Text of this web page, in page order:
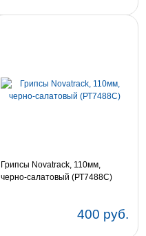
Грипсы Novatrack, 110мм,
черно-салатовый (РТ7488С)
400 руб.